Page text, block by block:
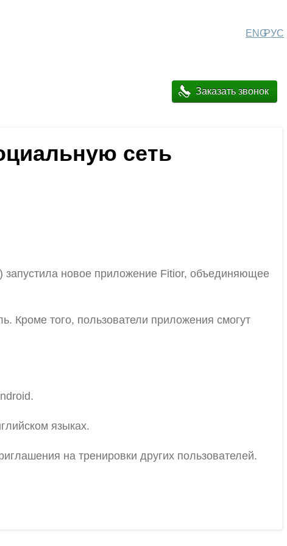
РУС
ENG
Заказать звонок
сеть
запустила новое приложение Fitior, объединяющее
Кроме того, пользователи приложения смогут
языках.
на тренировки других пользователей.